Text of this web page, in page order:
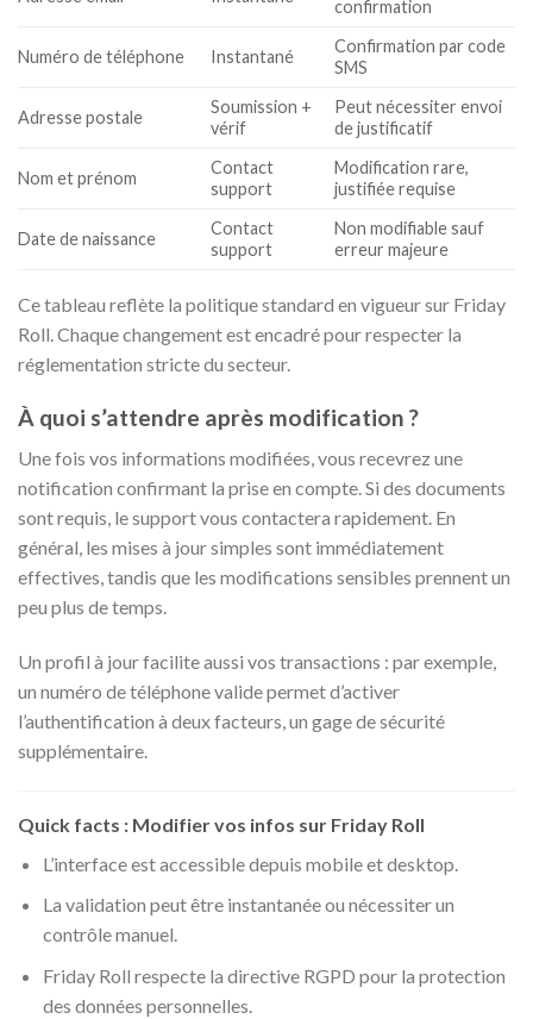
confirmation
Numéro de téléphone Instantané
Confirmation par code
SMS
Adresse postale
Soumission +
vérif
Peut nécessiter envoi
de justificatif
Nom et prénom
Contact
support
Modification rare,
justifiée requise
Date de naissance
Contact
support
Non modifiable sauf
erreur majeure
Ce tableau reflète la politique standard en vigueur sur Friday
Roll. Chaque changement est encadré pour respecter la
réglementation stricte du secteur.
À quoi s’attendre après modification ?
Une fois vos informations modifiées, vous recevrez une
notification confirmant la prise en compte. Si des documents
sont requis, le support vous contactera rapidement. En
général, les mises à jour simples sont immédiatement
effectives, tandis que les modifications sensibles prennent un
peu plus de temps.
Un profil à jour facilite aussi vos transactions : par exemple,
un numéro de téléphone valide permet d’activer
l’authentification à deux facteurs, un gage de sécurité
supplémentaire.
Quick facts : Modifier vos infos sur Friday Roll
L’interface est accessible depuis mobile et desktop.
La validation peut être instantanée ou nécessiter un
contrôle manuel.
Friday Roll respecte la directive RGPD pour la protection
des données personnelles.